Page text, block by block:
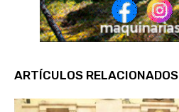
ARTÍCULOS RELACIONADOS